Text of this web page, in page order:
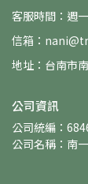
客服時間：週
信箱：
地址：台南市
公司資訊
公司統編：
公司名稱：南